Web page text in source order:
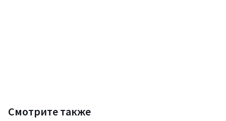
Смотрите также